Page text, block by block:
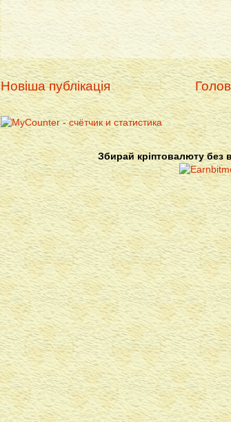
Новіша публікація
Збирай кріптовалюту без